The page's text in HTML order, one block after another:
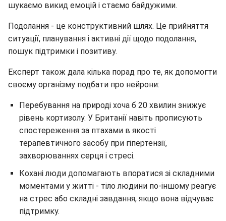
шукаємо викид емоцій і стаємо байдужими.
Подолання - це конструктивний шлях. Це прийняття
ситуації, планування і активні дії щодо подолання,
пошук підтримки і позитиву.
Експерт також дала кілька порад про те, як допомогти
своєму організму подбати про нейрони:
Перебування на природі хоча б 20 хвилин знижує
рівень кортизолу. У Британії навіть прописують
спостереження за птахами в якості
терапевтичного засобу при гіпертензії,
захворюваннях серця і стресі.
Кохані люди допомагають впоратися зі складними
моментами у житті - тіло людини по-іншому реагує
на стрес або складні завдання, якщо вона відчуває
підтримку.